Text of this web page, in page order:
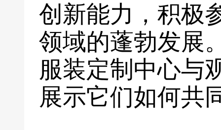
创新能力，积极
领域的蓬勃发展
服装定制中心与
展示它们如何共